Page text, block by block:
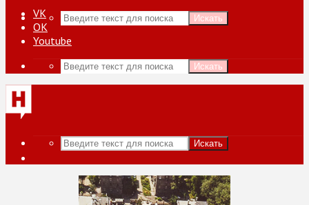
Искать
VK
ОК
Youtube
Искать
Искать